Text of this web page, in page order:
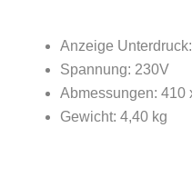
Anzeige
Spannung: 230V
Abmessungen: 410
Gewicht: 4,40 kg